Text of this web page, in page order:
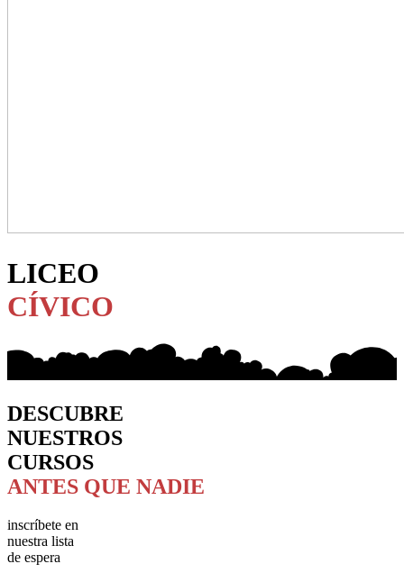
LICEO
CÍVICO
DESCUBRE
NUESTROS
CURSOS
ANTES QUE NADIE
inscríbete en
nuestra lista
de espera